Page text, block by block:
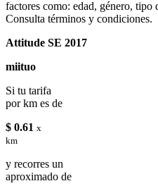
factores como: edad, género, tipo
Consulta términos y condiciones.
Attitude SE 2017
miituo
Si tu tarifa
por km es de
$ 0.61 x
km
y recorres un
aproximado de